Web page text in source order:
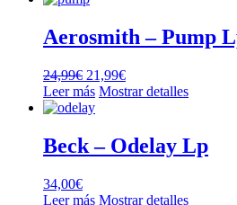
Aerosmith – Pump
24,99€ El
precio
original
24,99€.
21,99€El
precio
21,99€.
Leer más Mostrar detalles
Beck – Odelay Lp
34,00€
Leer más Mostrar detalles